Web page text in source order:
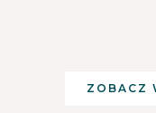
ZOBACZ